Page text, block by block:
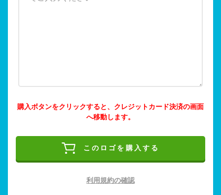
購入ボタンをクリックすると、クレジットカード決済の画面
へ移動します。
このロゴを購入する
利用規約の確認